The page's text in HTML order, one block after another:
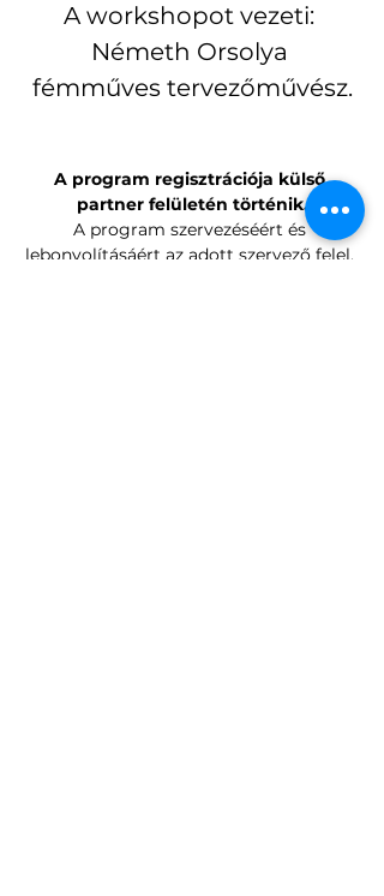
A workshopot vezeti:
Németh Orsolya
fémműves tervezőművész.
A program regisztrációja külső
partner felületén történik.
A program szervezéséért és
lebonyolításáért az adott szervező felel,